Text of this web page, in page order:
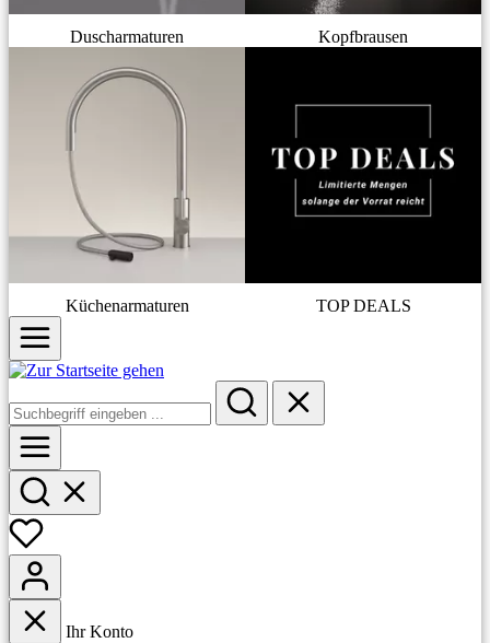
Duscharmaturen Kopfbrausen
Küchenarmaturen TOP DEALS
Ihr Konto